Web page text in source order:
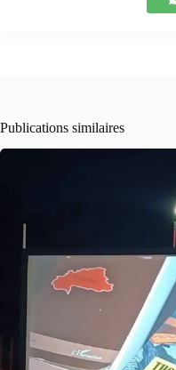
Publications similaires